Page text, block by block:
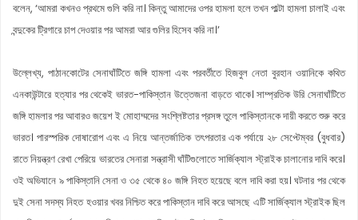
বলেন, ‘আমরা কখনও প্রথমে গুলি করি না। কিন্তু আমাদের ওপর হামলা হলে তখন পাল্টা হামলা চালাই এবং
বন্দুকের ট্রিগারে চাপ দেওয়ার পর আমরা আর গুলির হিসেব করি না।’
উল্লেখ্য, পাঠানকোটের সেনাঘাঁটিতে জঙ্গি হামলা এবং পরবর্তীতে হিজবুল নেতা বুরহান ওয়ানিকে কথিত
এনকাউন্টারে হত্যার পর থেকেই ভারত-পাকিস্তান উত্তেজনা বাড়তে থাকে। সাম্প্রতিক উরি সেনাঘাঁটিতে
জঙ্গি হামলার পর আবারও জয়েশ ই মোহাম্মদের সংশ্লিষ্টতার প্রসঙ্গ তুলে পাকিস্তানকে দায়ী করতে শুরু করে
ভারত। পারস্পরিক দোষারোপ এবং এ নিয়ে আন্তর্জাতিক তৎপরতার এক পর্যায়ে ২৮ সেপ্টেম্বর (বুধবার)
রাতে নিয়ন্ত্রণ রেখা পেরিয়ে ভারতের সেনারা সন্ত্রাসী ঘাঁটিগুলোতে সার্জিক্যাল স্ট্রাইক চালানোর দাবি করে।
ওই অভিযানে ৯ পাকিস্তানি সেনা ও ৩৫ থেকে ৪০ জঙ্গি নিহত হয়েছে বলে দাবি করা হয়। ঘটনার পর থেকে
দুই সেনা সদস্য নিহত হওয়ার খবর নিশ্চিত করে পাকিস্তান দাবি করে আসছে এটি সার্জিক্যাল স্ট্রাইক ছিল